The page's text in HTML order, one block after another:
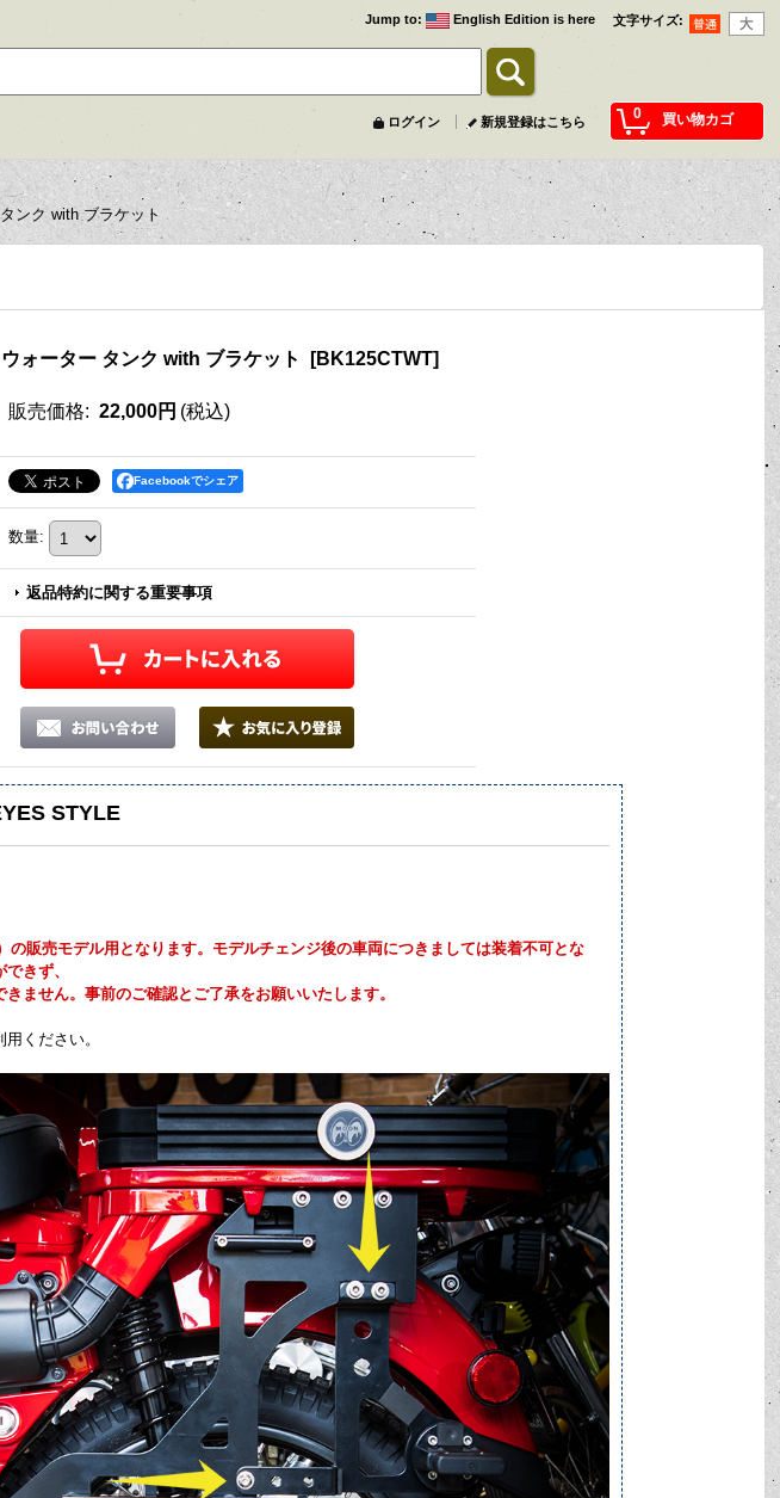
文字サイズ:
Jump to: English Edition is here
0 買い物カゴ
ログイン 新規登録はこちら
ンク with ブラケット
ウォーター タンク with ブラケット [BK125CTWT]
販売価格: 22,000円 (税込)
Facebookでシェア
数量:
返品特約に関する重要事項
STYLE
の販売モデル用となります。モデルチェンジ後の車両につきましては装着不可とな
きず、
ません。事前のご確認とご了承をお願いいたします。
ください。